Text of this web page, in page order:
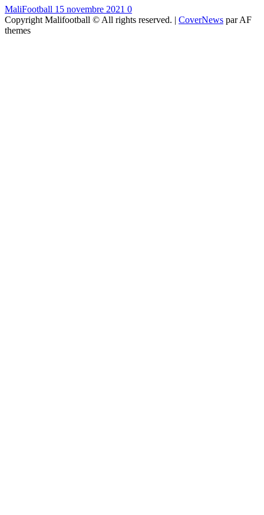
MaliFootball 15 novembre 2021 0
Copyright Malifootball © All rights reserved. | CoverNews par AF
themes